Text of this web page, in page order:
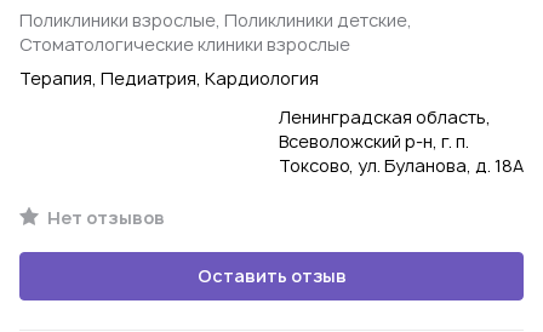
Поликлиники взрослые, Поликлиники детские,
Стоматологические клиники взрослые
Терапия, Педиатрия, Кардиология
Ленинградская область,
Всеволожский р-н, г. п.
Токсово, ул. Буланова, д. 18А
Нет отзывов
Оставить отзыв